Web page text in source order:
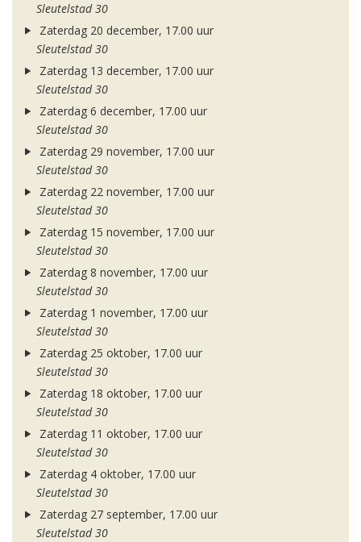
Sleutelstad 30
Zaterdag 20 december, 17.00 uur
Sleutelstad 30
Zaterdag 13 december, 17.00 uur
Sleutelstad 30
Zaterdag 6 december, 17.00 uur
Sleutelstad 30
Zaterdag 29 november, 17.00 uur
Sleutelstad 30
Zaterdag 22 november, 17.00 uur
Sleutelstad 30
Zaterdag 15 november, 17.00 uur
Sleutelstad 30
Zaterdag 8 november, 17.00 uur
Sleutelstad 30
Zaterdag 1 november, 17.00 uur
Sleutelstad 30
Zaterdag 25 oktober, 17.00 uur
Sleutelstad 30
Zaterdag 18 oktober, 17.00 uur
Sleutelstad 30
Zaterdag 11 oktober, 17.00 uur
Sleutelstad 30
Zaterdag 4 oktober, 17.00 uur
Sleutelstad 30
Zaterdag 27 september, 17.00 uur
Sleutelstad 30